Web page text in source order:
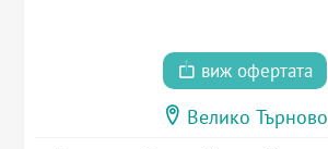
виж офертата
Велико Търново